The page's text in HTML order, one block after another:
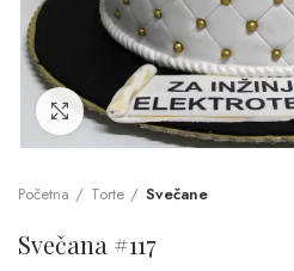
Click to enlarge
Početna Torte Svečane
Svečana #117